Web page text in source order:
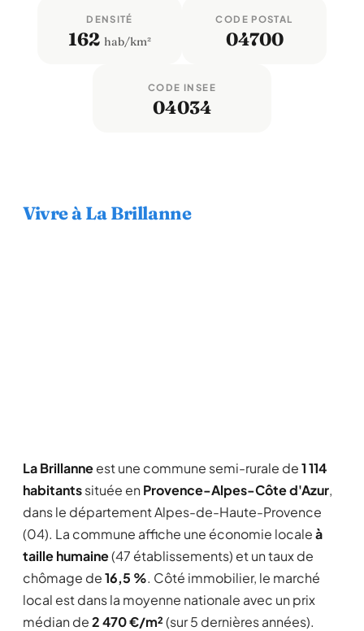
DENSITÉ
162 hab/km²
CODE POSTAL
04700
CODE INSEE
04034
Vivre à La Brillanne
La Brillanneest une commune semi-rurale de1 114
habitantssituée en Provence-Alpes-Côte d'Azur,
dans le département Alpes-de-Haute-Provence
(04). La commune affiche une économie localeà
taille humaine(47 établissements) et un taux de
chômage de16,5 %. Côté immobilier, le marché
local est dans la moyenne nationale avec un prix
médian de2 470 €/m²(sur 5 dernières années).